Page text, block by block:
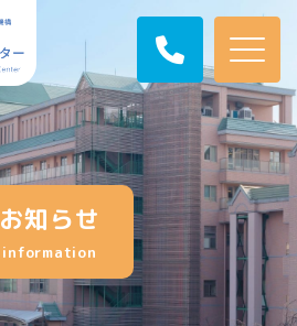
お知らせ
information